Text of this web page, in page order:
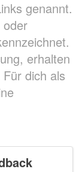
genannt.
oder
erhalten
dich als